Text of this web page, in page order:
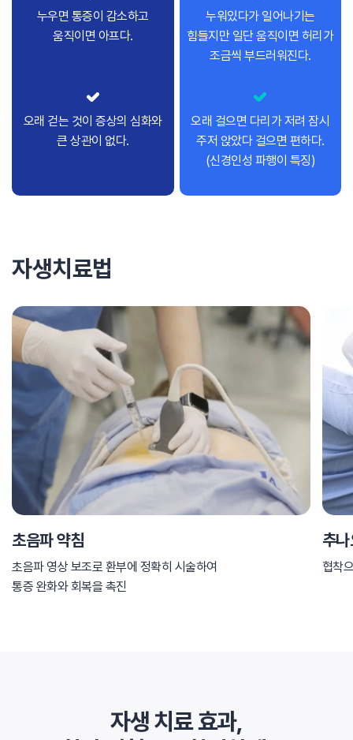
누우면 통증이 감소하고
움직이면 아프다.
누워있다가 일어나기는
힘들지만 일단 움직이면 허리가
조금씩 부드러워진다.
오래 걷는 것이 증상의 심화와
큰 상관이 없다.
오래 걸으면 다리가 저려 잠시
주저 앉았다 걸으면 편하다.
(신경인성 파행이 특징)
자생치료법
초음파 약침
초음파 영상 보조로 환부에 정확히 시술하여
통증 완화와 회복을 촉진
추
협착
자생 치료 효과,